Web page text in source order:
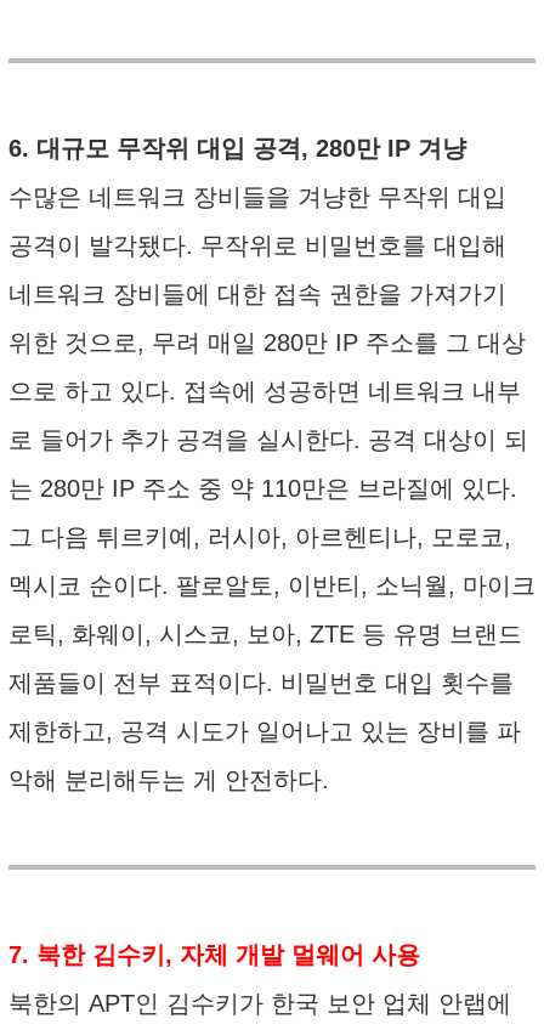
6. 대규모 무작위 대입 공격, 280만 IP 겨냥
수많은 네트워크 장비들을 겨냥한 무작위 대입
공격이 발각됐다. 무작위로 비밀번호를 대입해
네트워크 장비들에 대한 접속 권한을 가져가기
위한 것으로, 무려 매일 280만 IP 주소를 그 대상
으로 하고 있다. 접속에 성공하면 네트워크 내부
로 들어가 추가 공격을 실시한다. 공격 대상이 되
는 280만 IP 주소 중 약 110만은 브라질에 있다.
그 다음 튀르키예, 러시아, 아르헨티나, 모로코,
멕시코 순이다. 팔로알토, 이반티, 소닉월, 마이크
로틱, 화웨이, 시스코, 보아, ZTE 등 유명 브랜드
제품들이 전부 표적이다. 비밀번호 대입 횟수를
제한하고, 공격 시도가 일어나고 있는 장비를 파
악해 분리해두는 게 안전하다.
7. 북한 김수키, 자체 개발 멀웨어 사용
북한의 APT인 김수키가 한국 보안 업체 안랩에